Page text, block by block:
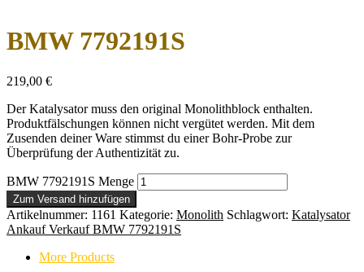
BMW 7792191S
219,00 €
Der Katalysator muss den original Monolithblock enthalten.
Produktfälschungen können nicht vergütet werden. Mit dem
Zusenden deiner Ware stimmst du einer Bohr-Probe zur
Überprüfung der Authentizität zu.
BMW 7792191S Menge
Zum Versand hinzufügen
Artikelnummer: 1161 Kategorie: Monolith Schlagwort: Katalysator
Ankauf Verkauf BMW 7792191S
More Products